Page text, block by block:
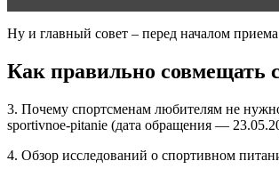
Ну и главный совет – перед началом
Как правильно совмещать
3. Почему спортсменам любителям не
sportivnoe-pitanie (дата обращения —
4. Обзор исследований о спортивном